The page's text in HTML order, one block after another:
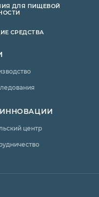
ДЛЯ ПИЩЕВОЙ
СРЕДСТВА
центр